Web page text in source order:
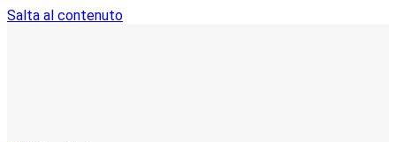
Salta al contenuto